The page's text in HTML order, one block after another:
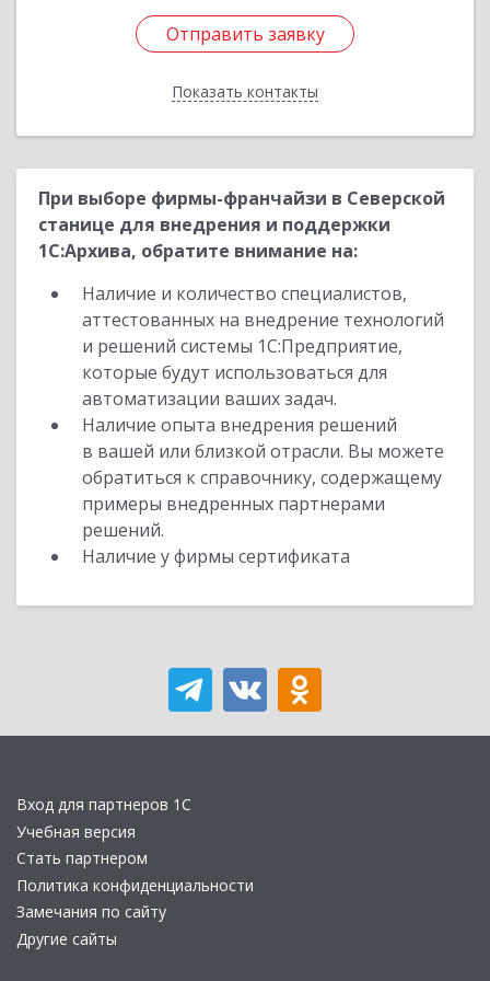
Отправить заявку
Показать контакты
Отправить заявку
Назад
При выборе фирмы-франчайзи в Северской
станице для внедрения и поддержки
1С:Архива, обратите внимание на:
Наличие и количество специалистов,
аттестованных на внедрение технологий
и решений системы 1С:Предприятие,
которые будут использоваться для
автоматизации ваших задач.
Наличие опыта внедрения решений
в вашей или близкой отрасли. Вы можете
обратиться к справочнику, содержащему
примеры внедренных партнерами
решений.
Наличие у фирмы сертификата
Вход для партнеров 1С
Учебная версия
Стать партнером
Политика конфиденциальности
Замечания по сайту
Другие сайты